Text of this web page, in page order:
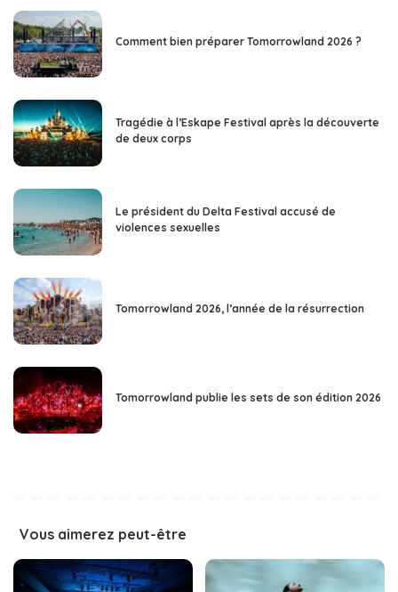
Comment bien préparer Tomorrowland 2026 ?
Tragédie à l’Eskape Festival après la découverte
de deux corps
Le président du Delta Festival accusé de
violences sexuelles
Tomorrowland 2026, l’année de la résurrection
Tomorrowland publie les sets de son édition 2026
Vous aimerez peut-être